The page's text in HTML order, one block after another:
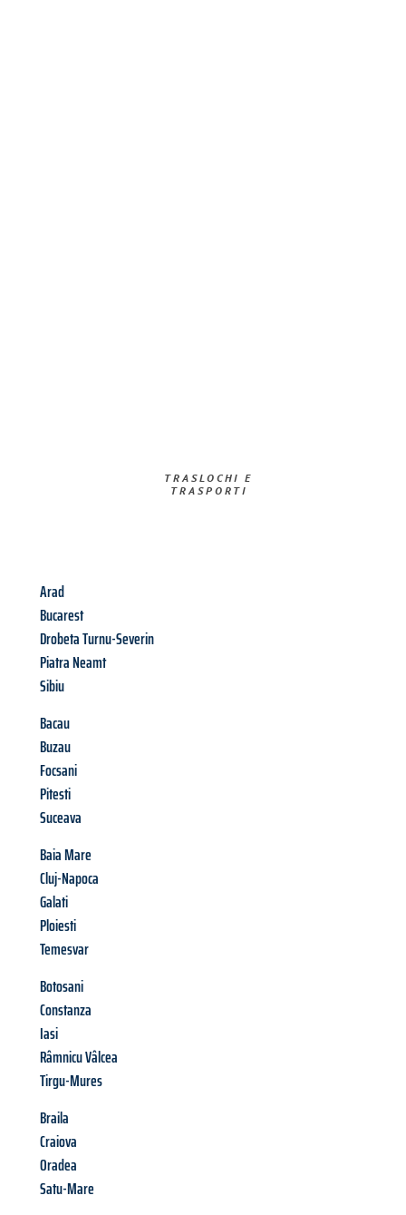
TRASLOCHI E
TRASPORTI​
Arad
Bucarest
Drobeta Turnu-Severin
Piatra Neamt
Sibiu
Bacau
Buzau
Focsani
Pitesti
Suceava
Baia Mare
Cluj-Napoca
Galati
Ploiesti
Temesvar
Botosani
Constanza
Iasi
Râmnicu Vâlcea
Tirgu-Mures
Braila
Craiova
Oradea
Satu-Mare